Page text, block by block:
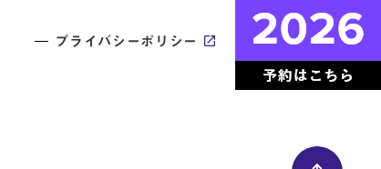
プライバシーポリシー